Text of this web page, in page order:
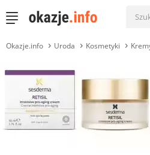
Okazje.info Uroda Kosmetyki